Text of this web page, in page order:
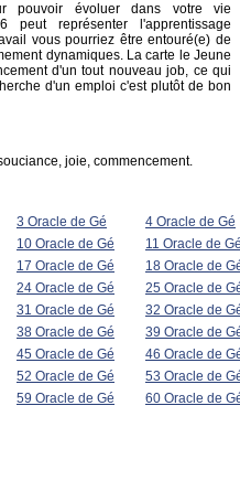
pouvoir évoluer dans votre vie
peut représenter l'apprentissage
vous pourriez être entouré(e) de
dynamiques. La carte le Jeune
d'un tout nouveau job, ce qui
d'un emploi c'est plutôt de bon
joie, commencement.
3 Oracle de Gé
4 Oracle de Gé
10 Oracle de Gé
11 Oracle de
17 Oracle de Gé
18 Oracle de
24 Oracle de Gé
25 Oracle de
31 Oracle de Gé
32 Oracle de
38 Oracle de Gé
39 Oracle de
45 Oracle de Gé
46 Oracle de
52 Oracle de Gé
53 Oracle de
59 Oracle de Gé 60 Oracle de